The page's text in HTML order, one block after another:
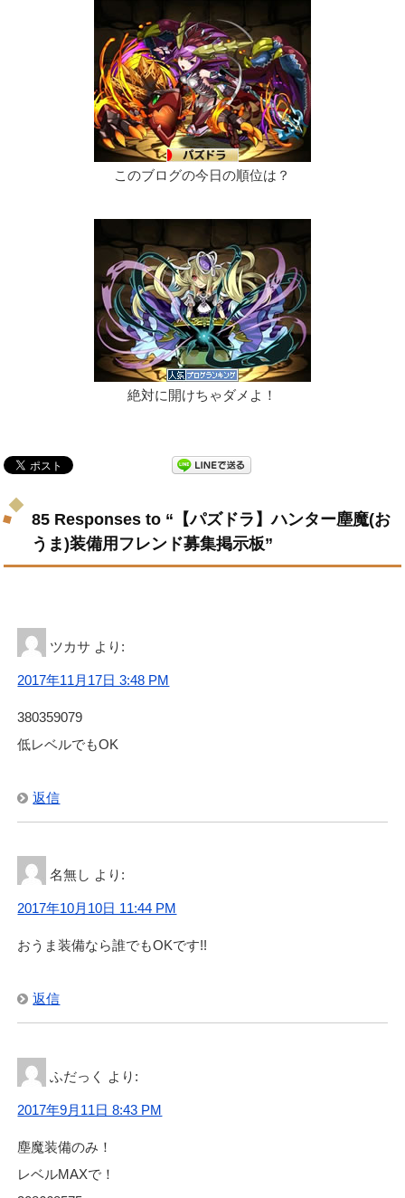
このブログの今日の順位は？
絶対に開けちゃダメよ！
85 Responses to “【パズドラ】ハンター塵魔(お
うま)装備用フレンド募集掲示板”
ツカサ より:
2017年11月17日 3:48 PM
380359079
低レベルでもOK
返信
名無し より:
2017年10月10日 11:44 PM
おうま装備なら誰でもOKです!!
返信
ふだっく より:
2017年9月11日 8:43 PM
塵魔装備のみ！
レベルMAXで！